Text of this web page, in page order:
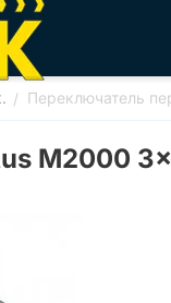
/ Переключатель
M2000